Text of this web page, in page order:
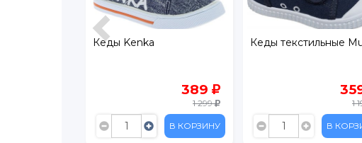
Кеды текстильные Mursu
359
1 199
В КОРЗИНУ
Кеды Kenka
1
В